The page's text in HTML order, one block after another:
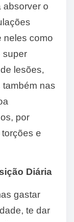
absorver o
neles como
super
lesões,
também nas
por
e
Diária
gastar
te dar